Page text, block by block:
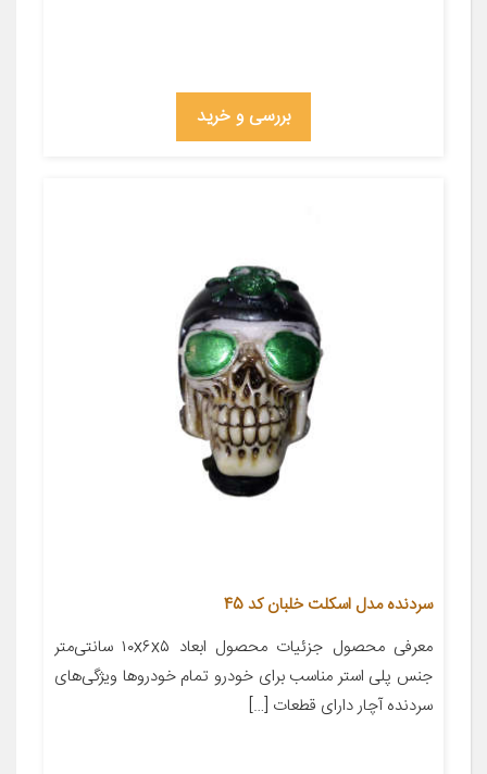
بررسی و خرید
سردنده مدل اسکلت خلبان کد 45
معرفی محصول جزئیات محصول ابعاد ۱۰x۶x۵ سانتی‌متر
جنس پلی استر مناسب برای خودرو تمام خودروها ویژگی‌های
سردنده آچار دارای قطعات […]